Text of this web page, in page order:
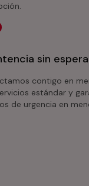
sin
contigo en
estándar y
de urgencia en